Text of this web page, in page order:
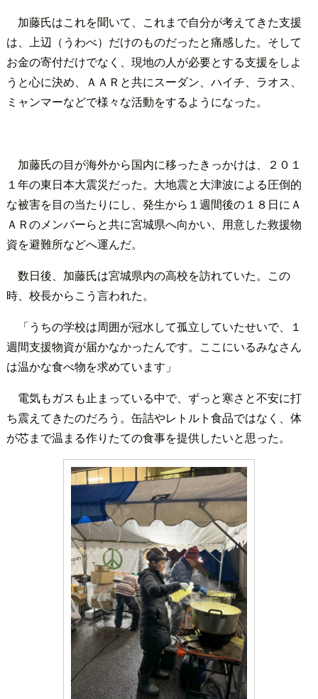
加藤氏はこれを聞いて、これまで自分が考えてきた支援
は、上辺（うわべ）だけのものだったと痛感した。そして
お金の寄付だけでなく、現地の人が必要とする支援をしよ
うと心に決め、ＡＡＲと共にスーダン、ハイチ、ラオス、
ミャンマーなどで様々な活動をするようになった。
加藤氏の目が海外から国内に移ったきっかけは、２０１
１年の東日本大震災だった。大地震と大津波による圧倒的
な被害を目の当たりにし、発生から１週間後の１８日にＡ
ＡＲのメンバーらと共に宮城県へ向かい、用意した救援物
資を避難所などへ運んだ。
数日後、加藤氏は宮城県内の高校を訪れていた。この
時、校長からこう言われた。
「うちの学校は周囲が冠水して孤立していたせいで、１
週間支援物資が届かなかったんです。ここにいるみなさん
は温かな食べ物を求めています」
電気もガスも止まっている中で、ずっと寒さと不安に打
ち震えてきたのだろう。缶詰やレトルト食品ではなく、体
が芯まで温まる作りたての食事を提供したいと思った。